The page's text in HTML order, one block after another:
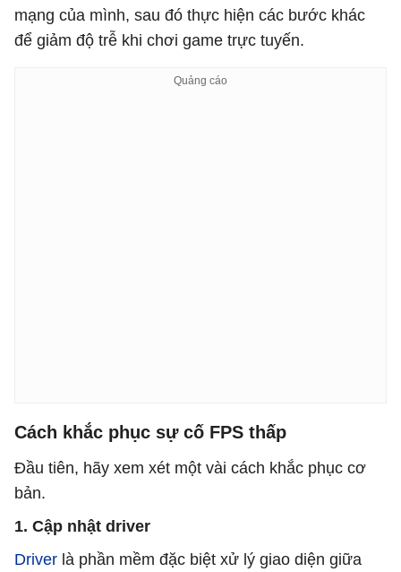
mạng của mình, sau đó thực hiện các bước khác
để giảm độ trễ khi chơi game trực tuyến.
Cách khắc phục sự cố FPS thấp
Đầu tiên, hãy xem xét một vài cách khắc phục cơ
bản.
1. Cập nhật driver
Driver là phần mềm đặc biệt xử lý giao diện giữa